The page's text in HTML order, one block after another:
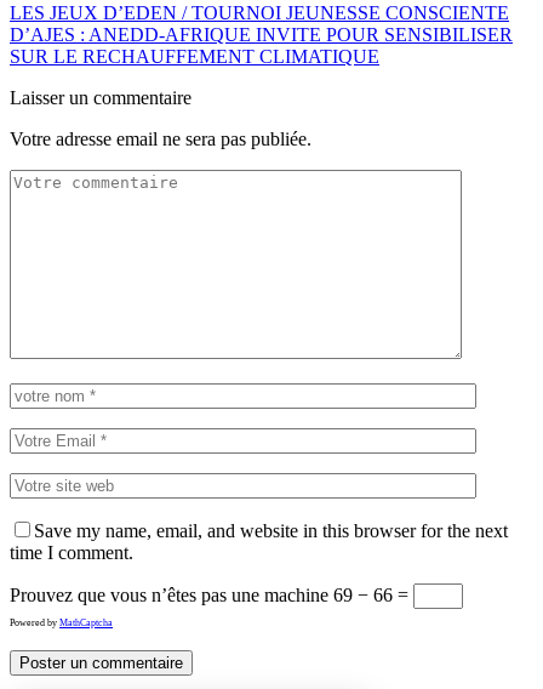
LES JEUX D’EDEN / TOURNOI JEUNESSE CONSCIENTE
D’AJES : ANEDD-AFRIQUE INVITE POUR SENSIBILISER
SUR LE RECHAUFFEMENT CLIMATIQUE
Laisser un commentaire
Votre adresse email ne sera pas publiée.
Save my name, email, and website in this browser for the next
time I comment.
Prouvez que vous n’êtes pas une machine 69 − 66 =
Powered by MathCaptcha